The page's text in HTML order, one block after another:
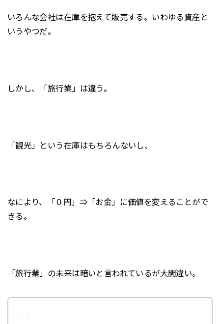
いろんな会社は在庫を抱えて販売する。いわゆる資産と
いうやつだ。
しかし、「旅行業」は違う。
「観光」という在庫はもちろんないし、
なにより、「０円」⇒「お金」に価値を変えることがで
きる。
「旅行業」の未来は暗いと言われているが大間違い。